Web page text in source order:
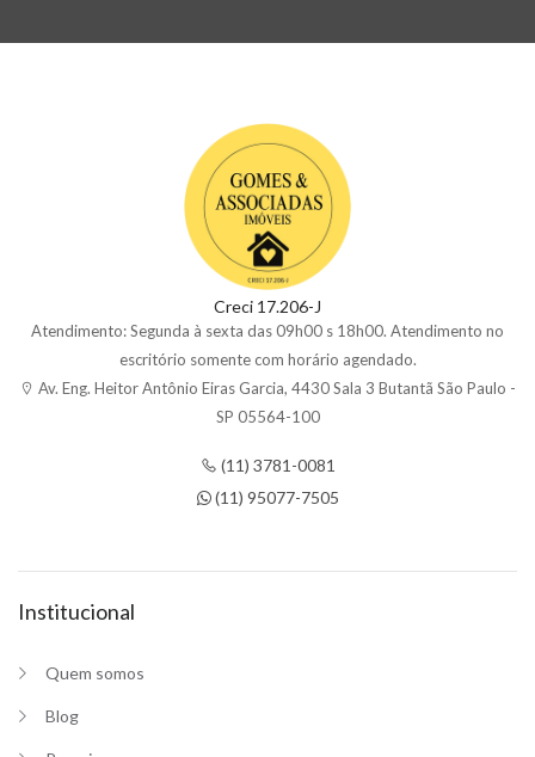
Creci 17.206-J
Atendimento: Segunda à sexta das 09h00 s 18h00. Atendimento no
escritório somente com horário agendado.
Av. Eng. Heitor Antônio Eiras Garcia, 4430 Sala 3 Butantã São Paulo -
SP 05564-100
(11) 3781-0081
(11) 95077-7505
Institucional
Quem somos
Blog